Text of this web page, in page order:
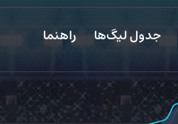
جدول لیگ‌ها راهنما